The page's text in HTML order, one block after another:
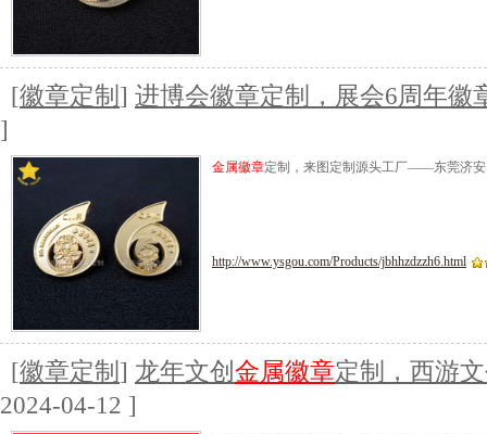
[徽章定制 ] 进博会徽章定制，展会6周年徽
]
金属徽章定制，来图定制源头工厂——东莞济
http://www.ysgou.com/Products/jbhhzdzzh6.html
[徽章定制 ] 龙年文创 金属徽章定制，西游
2024-04-12 ]